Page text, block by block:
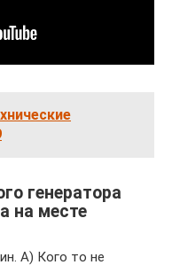
генератора
на месте
А) Кого то не